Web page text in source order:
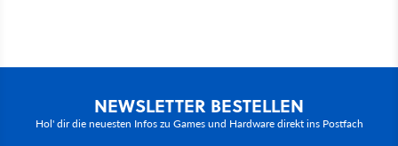
NEWSLETTER BESTELLEN
Hol' dir die neuesten Infos zu Games und Hardware direkt ins Postfach